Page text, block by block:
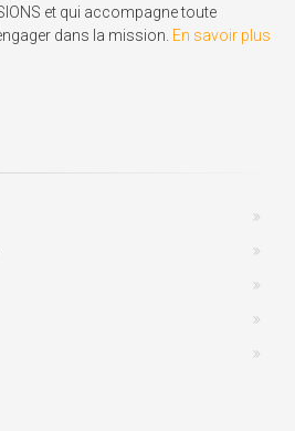
et qui accompagne toute
dans la mission. En savoir plus